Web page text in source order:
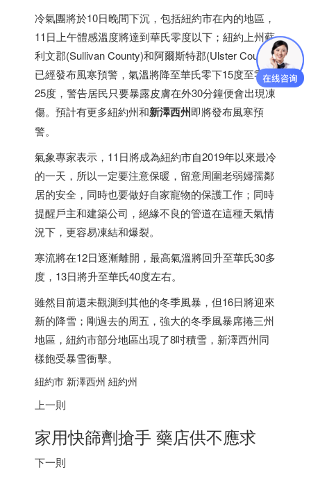
冷氣團將於10日晚間下沉，包括紐約市在內的地區，
11日上午體感溫度將達到華氏零度以下；紐約上州蘇
利文郡(Sullivan County)和阿爾斯特郡(Ulster County)
已經發布風寒預警，氣溫將降至華氏零下15度至零下
25度，警告居民只要暴露皮膚在外30分鐘便會出現凍
傷。預計有更多紐約州和新澤西州即將發布風寒預
警。
氣象專家表示，11日將成為紐約市自2019年以來最冷
的一天，所以一定要注意保暖，留意周圍老弱婦孺鄰
居的安全，同時也要做好自家寵物的保護工作；同時
提醒戶主和建築公司，絕緣不良的管道在這種天氣情
況下，更容易凍結和爆裂。
寒流將在12日逐漸離開，最高氣溫將回升至華氏30多
度，13日將升至華氏40度左右。
雖然目前還未觀測到其他的冬季風暴，但16日將迎來
新的降雪；剛過去的周五，強大的冬季風暴席捲三州
地區，紐約市部分地區出現了8吋積雪，新澤西州同
樣飽受暴雪衝擊。
紐約市 新澤西州 紐約州
上一則
家用快篩劑搶手 藥店供不應求
下一則